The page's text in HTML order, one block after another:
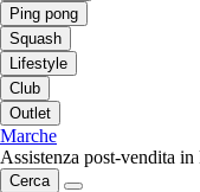
Ping pong
Squash
Lifestyle
Club
Outlet
Marche
Assistenza post-vendita in
Cerca